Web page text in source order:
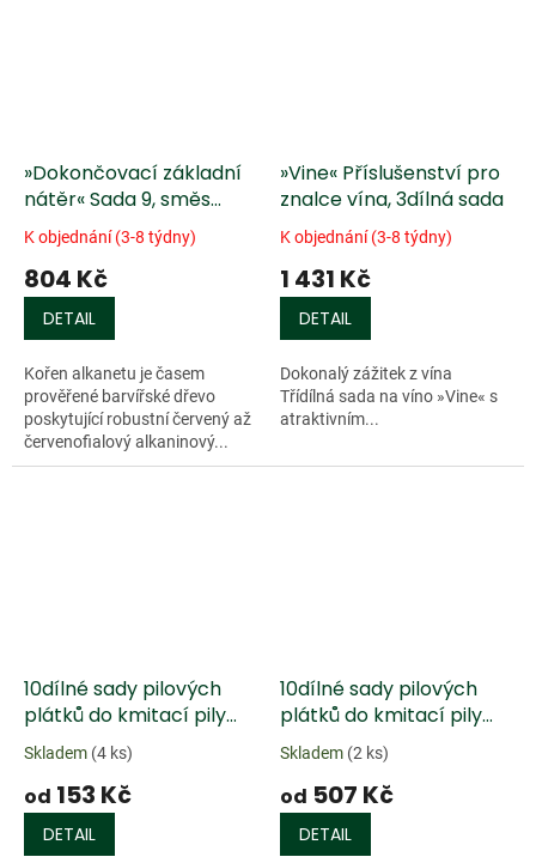
»Dokončovací základní
nátěr« Sada 9, směs
alkanetu a lněného oleje
K objednání (3-8 týdny)
804 Kč
DETAIL
Kořen alkanetu je časem
prověřené barvířské dřevo
poskytující robustní červený až
červenofialový alkaninový...
»Vine« Příslušenství pro
znalce vína, 3dílná sada
K objednání (3-8 týdny)
1 431 Kč
DETAIL
Dokonalý zážitek z vína
Třídílná sada na víno »Vine« s
atraktivním...
10dílné sady pilových
plátků do kmitací pily
(jednovačková stopka)
Skladem (4 ks)
od 153 Kč
DETAIL
10dílné sady pilových
plátků do kmitací pily
Robust Line
(jednovačková stopka)
Skladem (2 ks)
od 507 Kč
DETAIL